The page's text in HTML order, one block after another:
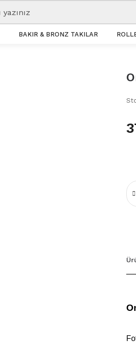
BAKIR & BRONZ TAKILAR